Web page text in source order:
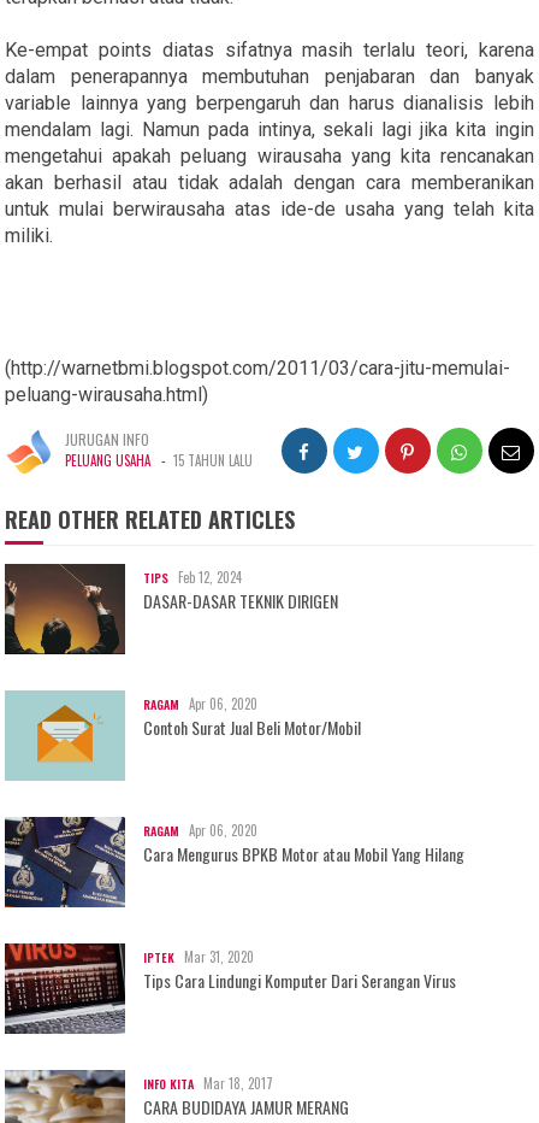
Ke-empat points diatas sifatnya masih terlalu teori, karena
dalam penerapannya membutuhan penjabaran dan banyak
variable lainnya yang berpengaruh dan harus dianalisis lebih
mendalam lagi. Namun pada intinya, sekali lagi jika kita ingin
mengetahui apakah peluang wirausaha yang kita rencanakan
akan berhasil atau tidak adalah dengan cara memberanikan
untuk mulai berwirausaha atas ide-de usaha yang telah kita
miliki.
(http://warnetbmi.blogspot.com/2011/03/cara-jitu-memulai-
peluang-wirausaha.html)
JURUGAN INFO
PELUANG USAHA - 15 TAHUN LALU
READ OTHER RELATED ARTICLES
TIPS Feb 12, 2024
DASAR-DASAR TEKNIK DIRIGEN
RAGAM Apr 06, 2020
Contoh Surat Jual Beli Motor/Mobil
RAGAM Apr 06, 2020
Cara Mengurus BPKB Motor atau Mobil Yang Hilang
IPTEK Mar 31, 2020
Tips Cara Lindungi Komputer Dari Serangan Virus
INFO KITA Mar 18, 2017
CARA BUDIDAYA JAMUR MERANG